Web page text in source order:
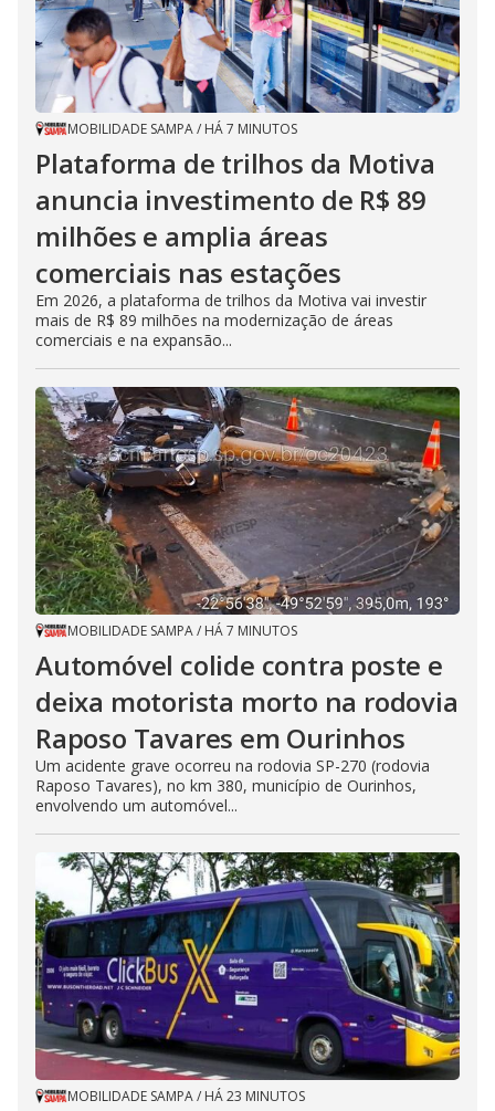
MOBILIDADE SAMPA/ HÁ 7 MINUTOS
Plataforma de trilhos da Motiva
anuncia investimento de R$ 89
milhões e amplia áreas
comerciais nas estações
Em 2026, a plataforma de trilhos da Motiva vai investir
mais de R$ 89 milhões na modernização de áreas
comerciais e na expansão...
MOBILIDADE SAMPA/ HÁ 7 MINUTOS
Automóvel colide contra poste e
deixa motorista morto na rodovia
Raposo Tavares em Ourinhos
Um acidente grave ocorreu na rodovia SP-270 (rodovia
Raposo Tavares), no km 380, município de Ourinhos,
envolvendo um automóvel...
MOBILIDADE SAMPA/ HÁ 23 MINUTOS